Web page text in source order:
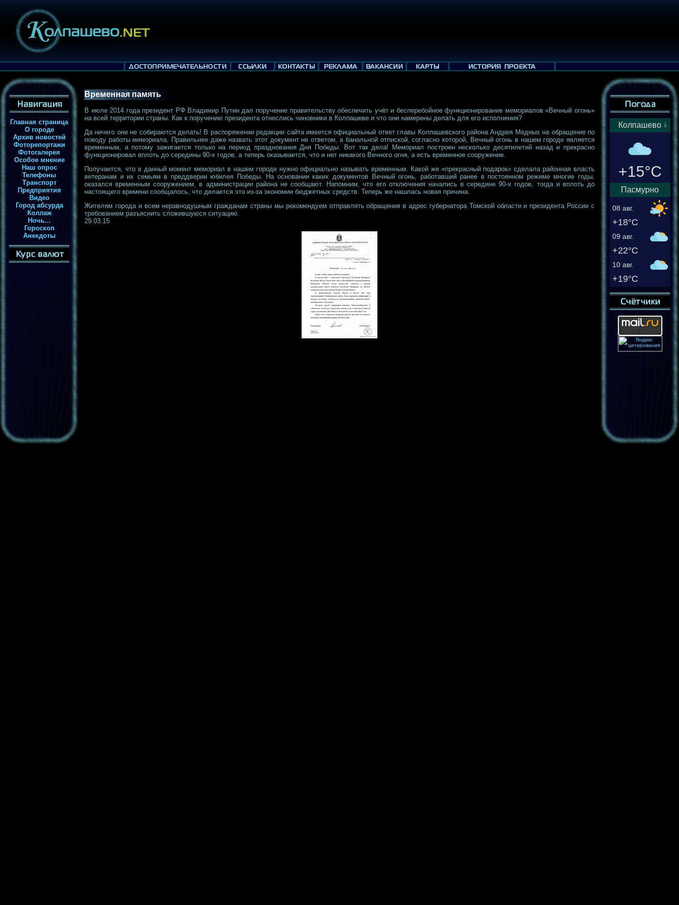
Главная страница
О городе
Архив новостей
Фоторепортажи
Фотогалерея
Особое мнение
Наш опрос
Телефоны
Транспорт
Предприятия
Видео
Город абсурда
Коллаж
Ночь...
Гороскоп
Анекдоты
Временная память
В июле 2014 года президент РФ Владимир Путин дал поручение правительству обеспечить учёт и бесперебойное функционирование мемориалов «Вечный огонь»
на всей территории страны. Как к поручению президента отнеслись чиновники в Колпашеве и что они намерены делать для его исполнения?
Да ничего они не собираются делать! В распоряжении редакции сайта имеется официальный ответ главы Колпашевского района Андрея Медных на обращение по
поводу работы мемориала. Правильнее даже назвать этот документ не ответом, а банальной отпиской, согласно которой, Вечный огонь в нашем городе является
временным, а потому зажигается только на период празднования Дня Победы. Вот так дела! Мемориал построен несколько десятилетий назад и прекрасно
функционировал вплоть до середины 90-х годов, а теперь оказывается, что и нет никакого Вечного огня, а есть временное сооружение.
Получается, что в данный момент мемориал в нашем городе нужно официально называть временным. Какой же «прекрасный подарок» сделала районная власть
ветеранам и их семьям в преддверии юбилея Победы. На основании каких документов Вечный огонь, работавший ранее в постоянном режиме многие годы,
оказался временным сооружением, в администрации района не сообщают. Напомним, что его отключения начались в середине 90-х годов, тогда и вплоть до
настоящего времени сообщалось, что делается это из-за экономии бюджетных средств. Теперь же нашлась новая причина.
Жителям города и всем неравнодушным гражданам страны мы рекомендуем отправлять обращения в адрес губернатора Томской области и президента России с
требованием разъяснить сложившуюся ситуацию.
29.03.15
Колпашево
+15°C
Пасмурно
08 авг.
+18°C
09 авг.
+22°C
10 авг.
+19°C